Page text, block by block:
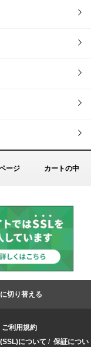
ージ カートの中
切り替える
ご利用規約
について / 保証につい